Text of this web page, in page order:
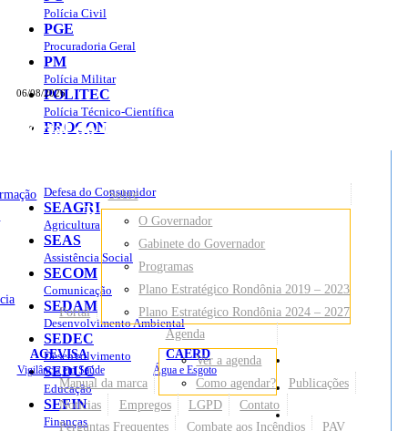
06/08/2026
Portal do Governo do
Rondônia
AGEVISA
Vigilância em Saúde
CAERD
Água e Esgoto
Sites
Portal
Sobre
O Governador
Gabinete do Governador
Programas
Plano Estratégico Rondônia 2019 – 2023
Plano Estratégico Rondônia 2024 – 2027
Manual da marca
Agenda
Ver a agenda
Como agendar?
Publicações
Notícias
Empregos LGPD
Contato
Perguntas Frequentes
Combate aos Incêndios PAV
Polícia Civil
PGE
Procuradoria Geral
PM
Polícia Militar
POLITEC
Polícia Técnico-Científica
PROCON
Defesa do Consumidor
SEAGRI
Agricultura
SEAS
Assistência Social
SECOM
Comunicação
SEDAM
Desenvolvimento Ambiental
SEDEC
Desenvolvimento
SEDUC
Educação
SEFIN
Finanças